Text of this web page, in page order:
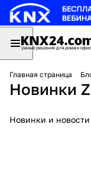
Главная страница
Новинки
Новинки и новости